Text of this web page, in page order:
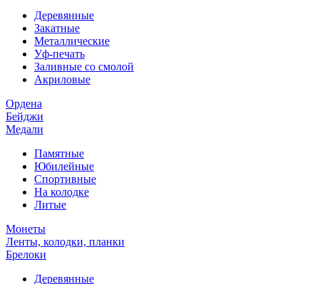
Деревянные
Закатные
Металлические
Уф-печать
Заливные со смолой
Акриловые
Ордена
Бейджи
Медали
Памятные
Юбилейные
Спортивные
На колодке
Литые
Монеты
Ленты, колодки, планки
Брелоки
Деревянные